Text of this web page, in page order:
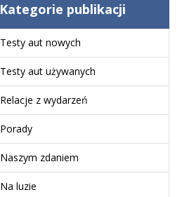
Kategorie publikacji
Testy aut nowych
Testy aut używanych
Relacje z wydarzeń
Porady
Naszym zdaniem
Na luzie